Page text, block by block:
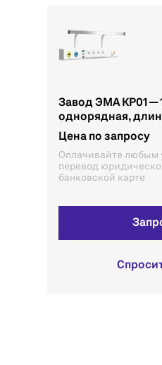
Завод ЭМА КР01 —
однорядная,
Цена по запросу
Оплачивайте любым
перевод
банковской карте